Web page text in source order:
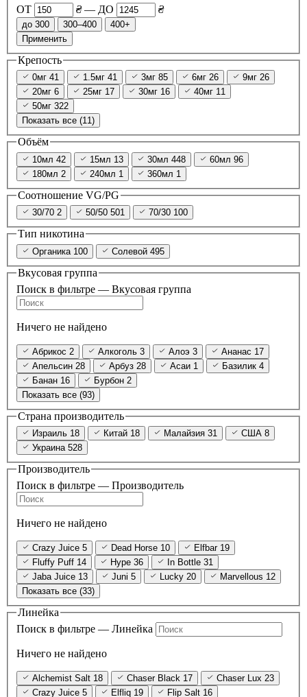
ОТ ₴ — ДО ₴
до 300 300–400
400+
Применить
Крепость
0мг 41 1.5мг 41 3мг 85 6мг 26 9мг 26
20мг 6 25мг 17 30мг 16 40мг 11
50мг 322
Показать все (11)
Объём
10мл 42 15мл 13 30мл 448 60мл 96
180мл 2 240мл 1 360мл 1
Соотношение VG/PG
30/70 2 50/50 501 70/30 100
Тип никотина
Органика 100 Солевой 495
Вкусовая группа
Поиск в фильтре — Вкусовая группа
Ничего не найдено
Абрикос 2 Алкоголь 3 Алоэ 3 Ананас 17
Апельсин 28 Арбуз 28 Асаи 1 Базилик 4
Банан 16 Бурбон 2
Показать все (93)
Страна производитель
Израиль 18 Китай 18 Малайзия 31 США 8
Украина 528
Производитель
Поиск в фильтре — Производитель
Ничего не найдено
Crazy Juice 5 Dead Horse 10 Elfbar 19
Fluffy Puff 14 Hype 36 In Bottle 31
Jaba Juice 13 Juni 5 Lucky 20 Marvellous 12
Показать все (33)
Линейка
Поиск в фильтре — Линейка
Ничего не найдено
Alchemist Salt 18 Chaser Black 17 Chaser Lux 23
Crazy Juice 5 Elfliq 19 Flip Salt 16